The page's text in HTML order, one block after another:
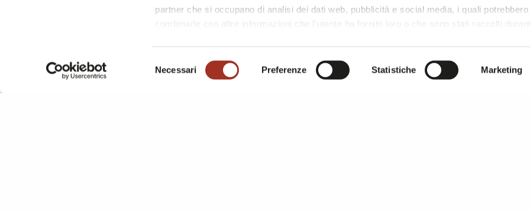
partner che si occupano di analisi dei dati web, pubblicità e social media, i quali potrebbero
combinarle con altre informazioni che l'utente ha fornito loro o che sono stati raccolti
questa pagina è possibile consultare l'
Informativa Privacy.
del
Necessari Preferenze Statistiche Marketing